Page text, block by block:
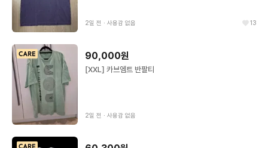
2일 전 ∙ 사용감 없음 13
90,000원
[XXL] 카브엠트 반팔티
2일 전 ∙ 사용감 없음